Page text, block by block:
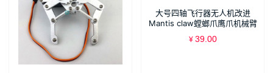
大号四轴飞行器无人机改进
Mantis claw螳螂爪鹰爪机械臂
¥ 39.00